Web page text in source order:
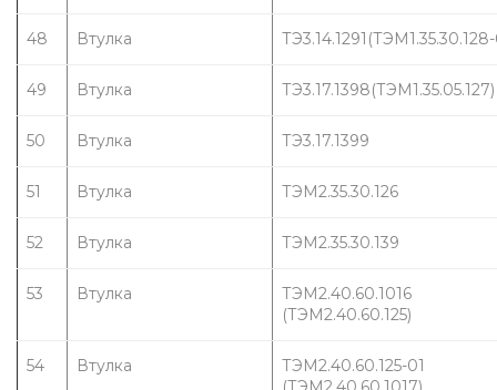
48 Втулка
49 Втулка ТЭ3.17.1398(ТЭМ1.35.05.127)
50 Втулка ТЭ3.17.1399
51 Втулка ТЭМ2.35.30.126
52 Втулка ТЭМ2.35.30.139
53 Втулка
ТЭМ2.40.60.1016
(ТЭМ2.40.60.125)
54 Втулка
ТЭМ2.40.60.125-01